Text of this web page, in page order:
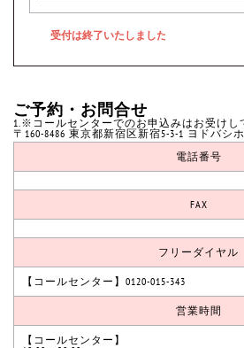
ご予約・お問合せ
1.※コールセンターでのお申込みはお受けし
〒160-8486 東京都新宿区新宿5-3-1 ヨドバシ
電話番号
FAX
フリーダイヤル
【コールセンター】0120-015-343
営業時間
【コールセンター】